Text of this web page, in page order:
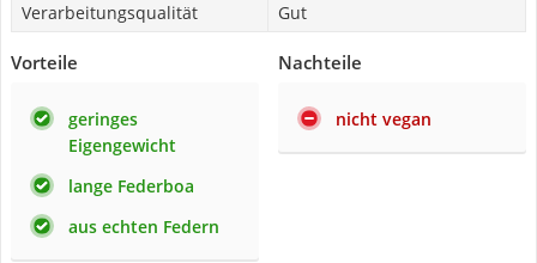
Verarbeitungsqualität
Gut
Vorteile
geringes
Eigengewicht
lange Federboa
aus echten Federn
Nachteile
nicht vegan